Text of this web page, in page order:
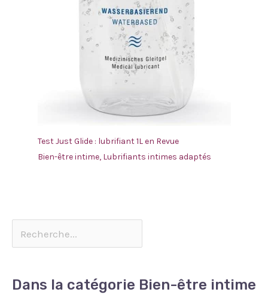
Test Just Glide : lubrifiant 1L en Revue
Bien-être intime, Lubrifiants intimes adaptés
Dans la catégorie Bien-être intime